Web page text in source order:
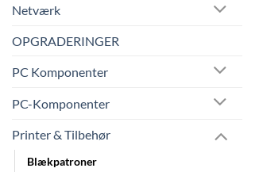
Netværk
OPGRADERINGER
PC Komponenter
PC-Komponenter
Printer & Tilbehør
Blækpatroner